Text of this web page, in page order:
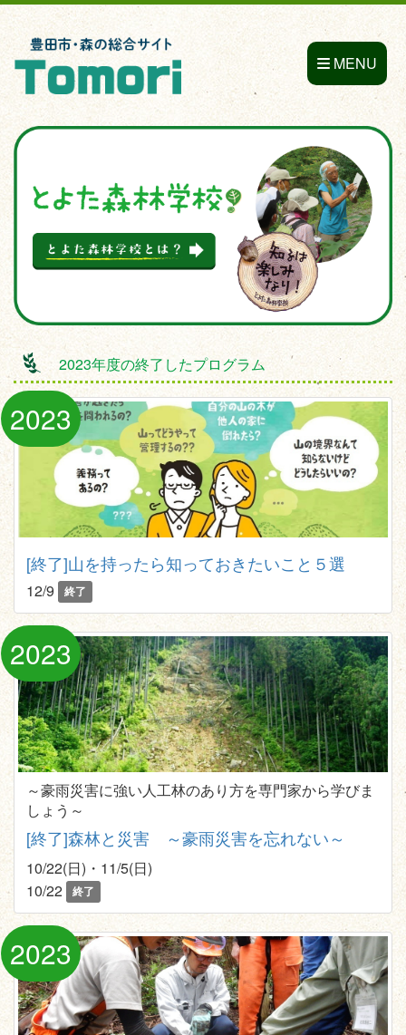
MENU
2023年度の終了したプログラム
2023
[終了]山を持ったら知っておきたいこと５選
12/9 終了
2023
～豪雨災害に強い人工林のあり方を専門家から学びま
しょう～
[終了]森林と災害 ～豪雨災害を忘れない～
10/22(日)・11/5(日)
10/22
終了
2023